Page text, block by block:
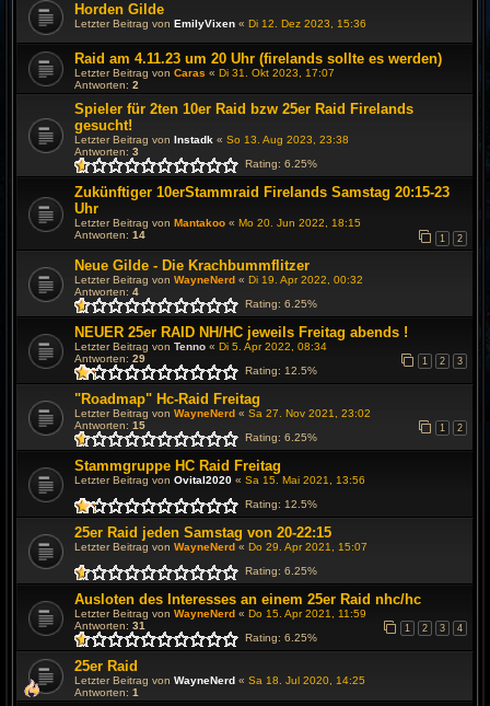
Horden Gilde
Letzter Beitrag von EmilyVixen « Di 12. Dez 2023, 15:36
Raid am 4.11.23 um 20 Uhr (firelands sollte es werden)
Letzter Beitrag von Caras « Di 31. Okt 2023, 17:07
Antworten: 2
Spieler für 2ten 10er Raid bzw 25er Raid Firelands
gesucht!
Letzter Beitrag von Instadk « So 13. Aug 2023, 23:38
Antworten: 3
Rating: 6.25%
Zukünftiger 10erStammraid Firelands Samstag 20:15-23
Uhr
Letzter Beitrag von Mantakoo « Mo 20. Jun 2022, 18:15
Antworten: 14 1 2
Neue Gilde - Die Krachbummflitzer
Letzter Beitrag von WayneNerd « Di 19. Apr 2022, 00:32
Antworten: 4
Rating: 6.25%
NEUER 25er RAID NH/HC jeweils Freitag abends !
Letzter Beitrag von Tenno « Di 5. Apr 2022, 08:34
Antworten: 29 1 2 3
Rating: 12.5%
"Roadmap" Hc-Raid Freitag
Letzter Beitrag von WayneNerd « Sa 27. Nov 2021, 23:02
Antworten: 15 1 2
Rating: 6.25%
Stammgruppe HC Raid Freitag
Letzter Beitrag von Ovital2020 « Sa 15. Mai 2021, 13:56
Rating: 12.5%
25er Raid jeden Samstag von 20-22:15
Letzter Beitrag von WayneNerd « Do 29. Apr 2021, 15:07
Rating: 6.25%
Ausloten des Interesses an einem 25er Raid nhc/hc
Letzter Beitrag von WayneNerd « Do 15. Apr 2021, 11:59
Antworten: 31 1 2 3 4
Rating: 6.25%
25er Raid
Letzter Beitrag von WayneNerd « Sa 18. Jul 2020, 14:25
Antworten: 1